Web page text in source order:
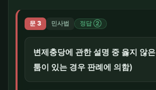
문 3 민사법 정답 ②
변제충당에 관한 설명 중 옳지 않
툼이 있는 경우 판례에 의함)